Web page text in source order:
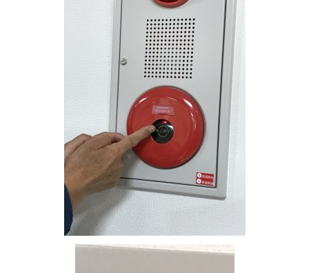
入居までの
ブログ
プライバシーポリシー
サイトマップ